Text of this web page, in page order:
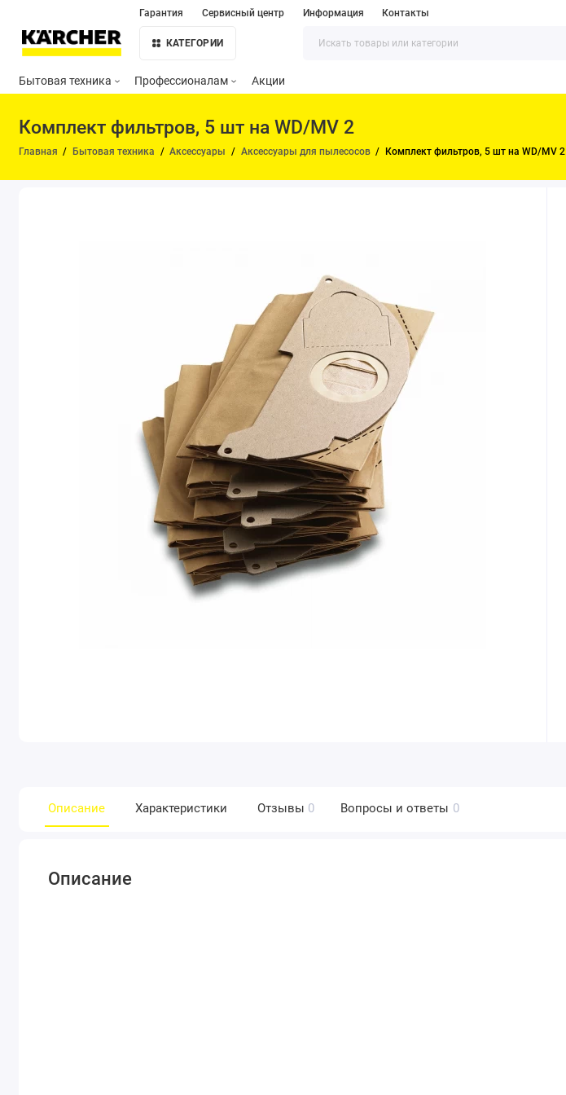
Гарантия Сервисный центр Информация Контакты
КАТЕГОРИИ
Бытовая техника Профессионалам Акции
Комплект фильтров, 5 шт на WD/MV 2
Главная Бытовая техника Аксессуары Аксессуары для пылесосов Комплект фильтров, 5 шт на WD/MV 2
Описание Характеристики Отзывы 0 Вопросы и ответы 0
Описание